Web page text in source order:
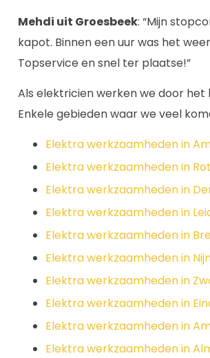
Mehdi uit Groesbeek: “Mijn
kapot. Binnen een uur was het
Topservice en snel ter plaatse!”
Als elektricien werken we door het
Enkele gebieden waar we veel
Elektra werkzaamheden in
Elektra werkzaamheden in
Elektra werkzaamheden in
Elektra werkzaamheden in
Elektra werkzaamheden in
Elektra werkzaamheden in
Elektra werkzaamheden in
Elektra werkzaamheden in
Elektra werkzaamheden in
Elektra werkzaamheden in